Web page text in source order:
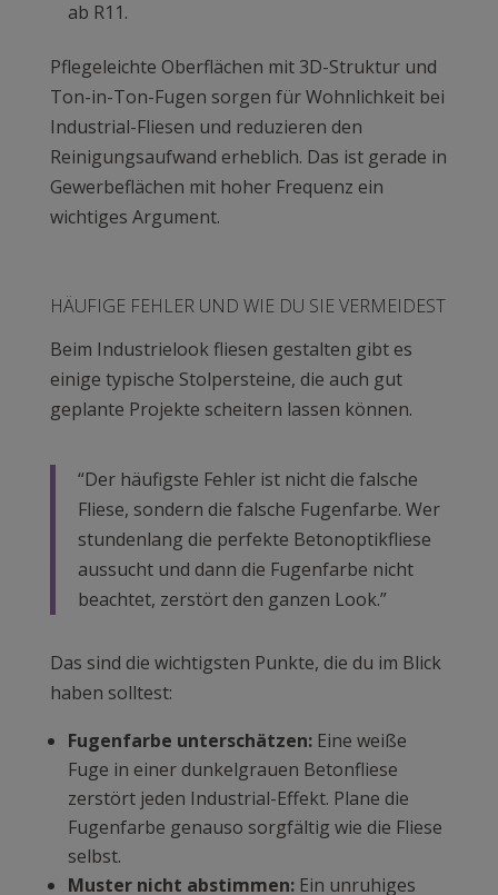
ab R11.
Pflegeleichte Oberflächen mit 3D-Struktur und
Ton-in-Ton-Fugen sorgen für Wohnlichkeit bei
Industrial-Fliesen und reduzieren den
Reinigungsaufwand erheblich. Das ist gerade in
Gewerbeflächen mit hoher Frequenz ein
wichtiges Argument.
HÄUFIGE FEHLER UND WIE DU SIE VERMEIDEST
Beim Industrielook fliesen gestalten gibt es
einige typische Stolpersteine, die auch gut
geplante Projekte scheitern lassen können.
“Der häufigste Fehler ist nicht die falsche
Fliese, sondern die falsche Fugenfarbe. Wer
stundenlang die perfekte Betonoptikfliese
aussucht und dann die Fugenfarbe nicht
beachtet, zerstört den ganzen Look.”
Das sind die wichtigsten Punkte, die du im Blick
haben solltest:
Fugenfarbe unterschätzen:Eine weiße
Fuge in einer dunkelgrauen Betonfliese
zerstört jeden Industrial-Effekt. Plane die
Fugenfarbe genauso sorgfältig wie die Fliese
selbst.
Muster nicht abstimmen:Ein unruhiges